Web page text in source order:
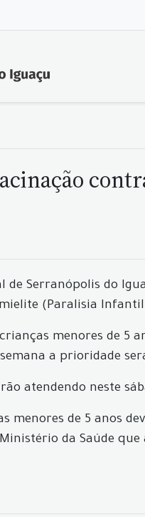
Serranópolis do
(Paralisia
menores de 5
a prioridade
atendendo neste
menores de 5 anos
da Saúde que